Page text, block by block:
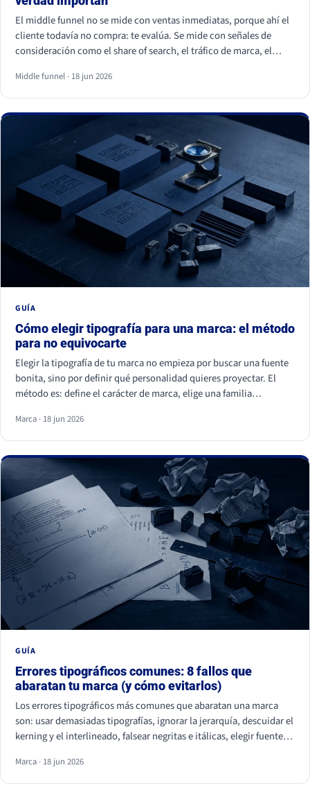
El middle funnel no se mide con ventas inmediatas, porque ahí el
cliente todavía no compra: te evalúa. Se mide con señales de
consideración como el share of search, el tráfico de marca, el
lead (MQL a SQL). Las impresiones, los likes y los seguidores no
cuentan: son volumen, no preferencia.
Middle funnel · 18 jun 2026
GUÍA
Cómo elegir tipografía para una marca: el método
para no equivocarte
Elegir la tipografía de tu marca no empieza por buscar una fuente
bonita, sino por definir qué personalidad quieres proyectar. El
método es: define el carácter de marca, elige una familia
legibilidad en todos tus soportes, comprueba la licencia
comercial y asegúrate de ser distinto a tu competencia. La fuente
es lo último; la estrategia es lo primero.
Marca · 18 jun 2026
GUÍA
Errores tipográficos comunes: 8 fallos que
abaratan tu marca (y cómo evitarlos)
Los errores tipográficos más comunes que abaratan una marca
son: usar demasiadas tipografías, ignorar la jerarquía, descuidar el
kerning y el interlineado, falsear negritas e itálicas, elegir fuentes
licencia y ser idéntico a la competencia. Casi ninguno se nota de
uno en uno, pero juntos hacen que tu marca parezca improvisada.
Marca · 18 jun 2026